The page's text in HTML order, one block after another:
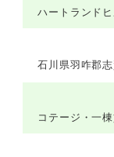
ハートランド
石川県羽咋郡
コテージ・一